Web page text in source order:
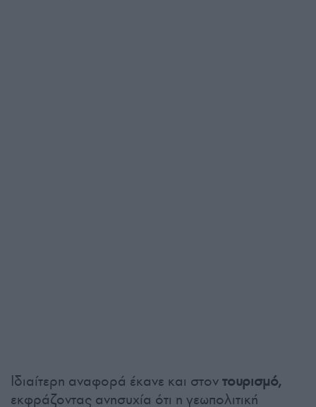
Ιδιαίτερη αναφορά έκανε και στοντουρισμό,
εκφράζοντας ανησυχία ότι η γεωπολιτική